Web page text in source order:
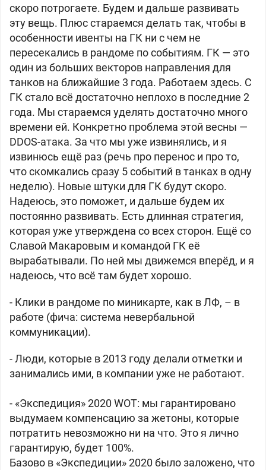
скоро потрогаете. Будем и дальше развивать
эту вещь. Плюс стараемся делать так, чтобы в
особенности ивенты на ГК ни с чем не
пересекались в рандоме по событиям. ГК — это
один из больших векторов направления для
танков на ближайшие 3 года. Работаем здесь. С
ГК стало всё достаточно неплохо в последние 2
года. Мы стараемся уделять достаточно много
времени ей. Конкретно проблема этой весны —
DDOS-атака. За что мы уже извинялись, и я
извинюсь ещё раз (речь про перенос и про то,
что скомкались сразу 5 событий в танках в одну
неделю). Новые штуки для ГК будут скоро.
Надеюсь, это поможет, и дальше будем их
постоянно развивать. Есть длинная стратегия,
которая уже утверждена со всех сторон. Ещё со
Славой Макаровым и командой ГК её
вырабатывали. По ней мы движемся вперёд, и я
надеюсь, что всё там будет хорошо.
- Клики в рандоме по миникарте, как в ЛФ, – в
работе (фича: система невербальной
коммуникации).
- Люди, которые в 2013 году делали отметки и
занимались ими, в компании уже не работают.
- «Экспедиция» 2020 WOT: мы гарантировано
выдумаем компенсацию за жетоны, которые
потратить невозможно ни на что. Это я лично
гарантирую, будет 100%.
Базово в «Экспедиции» 2020 было заложено, что